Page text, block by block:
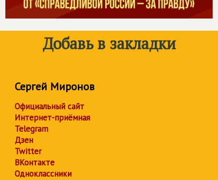
Добавь в закладки
Сергей Миронов
Официальный сайт
Интернет-приёмная
Telegram
Дзен
Twitter
ВКонтакте
Одноклассники